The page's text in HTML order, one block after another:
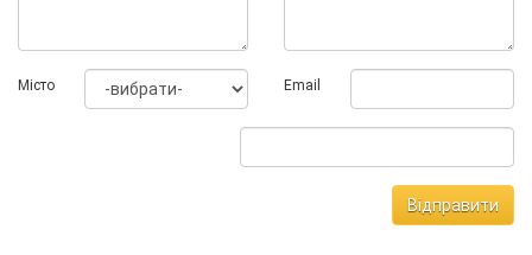
Мiсто Email
Відправити